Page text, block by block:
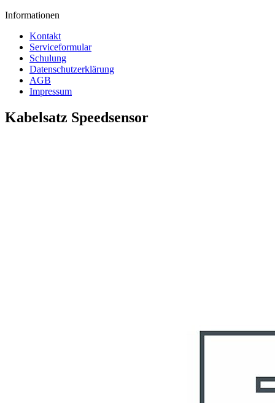
Informationen
Kontakt
Serviceformular
Schulung
Datenschutzerklärung
AGB
Impressum
Kabelsatz Speedsensor